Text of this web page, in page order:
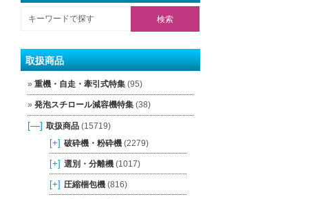
取扱商品
重機・自走・牽引式特集(95)
発泡スチロール減容機特集(38)
[—] 取扱商品(15719)
[+] 破砕機・粉砕機(2279)
[+] 選別・分離機(1017)
[+] 圧縮梱包機(816)